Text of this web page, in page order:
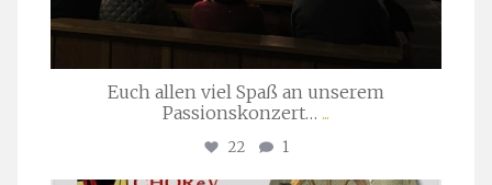
Euch allen viel Spaß an unserem
Passionskonzert… ...
22 1